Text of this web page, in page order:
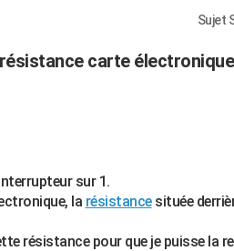
Sujet
carte électronique
sur 1.
la résistancesituée
résistance pour que je puisse la